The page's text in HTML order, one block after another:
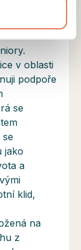
na řešení.
v oblasti
podpoře
se
jako
a
klid,
na
z